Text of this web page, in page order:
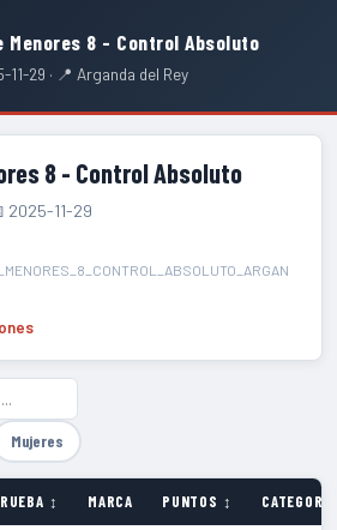
8 - Control Absoluto
11-29 · 📍 Arganda del Rey
8 - Control Absoluto
2025-11-29
Mujeres
↕ MARCA PUNTOS ↕